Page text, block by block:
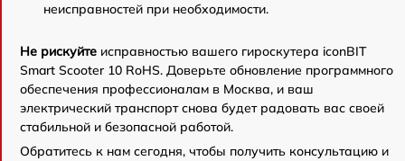
неисправностей при необходимости.
Не рискуйте исправностью вашего гироскутера iconBIT
Smart Scooter 10 RoHS. Доверьте обновление программного
обеспечения профессионалам в Москва, и ваш
электрический транспорт снова будет радовать вас своей
стабильной и безопасной работой.
Обратитесь к нам сегодня, чтобы получить консультацию и